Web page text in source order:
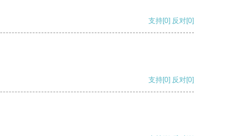
支持[0] 反对[0]
支持[0] 反对[0]